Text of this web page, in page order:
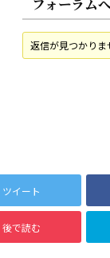
返信が見つかりま
ツイート
後で読む